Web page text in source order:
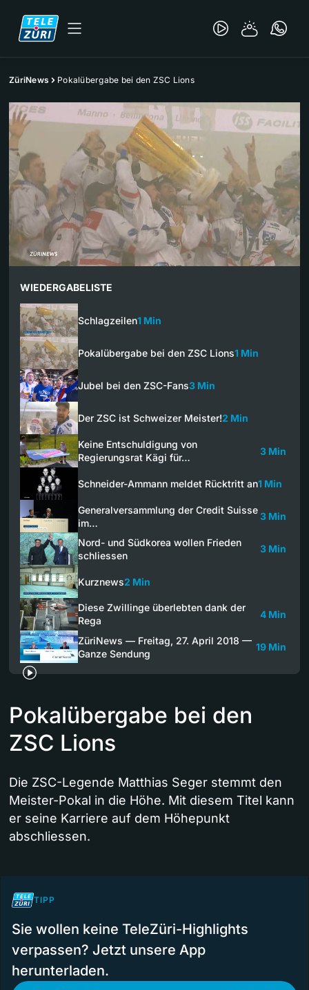
ZüriNews Pokalübergabe bei den ZSC Lions
WIEDERGABELISTE
Schlagzeilen1 Min
Pokalübergabe bei den ZSC Lions1 Min
Jubel bei den ZSC-Fans3 Min
Der ZSC ist Schweizer Meister!2 Min
Keine Entschuldigung von
Regierungsrat Kägi für…
3 Min
Schneider-Ammann meldet Rücktritt an1 Min
Generalversammlung der Credit Suisse
im…
3 Min
Nord- und Südkorea wollen Frieden
schliessen
3 Min
Kurznews2 Min
Diese Zwillinge überlebten dank der
Rega
4 Min
ZüriNews — Freitag, 27. April 2018 —
Ganze Sendung
19 Min
Pokalübergabe bei den
ZSC Lions
Die ZSC-Legende Matthias Seger stemmt den
Meister-Pokal in die Höhe. Mit diesem Titel kann
er seine Karriere auf dem Höhepunkt
abschliessen.
TIPP
Sie wollen keine TeleZüri-Highlights
verpassen? Jetzt unsere App
herunterladen.